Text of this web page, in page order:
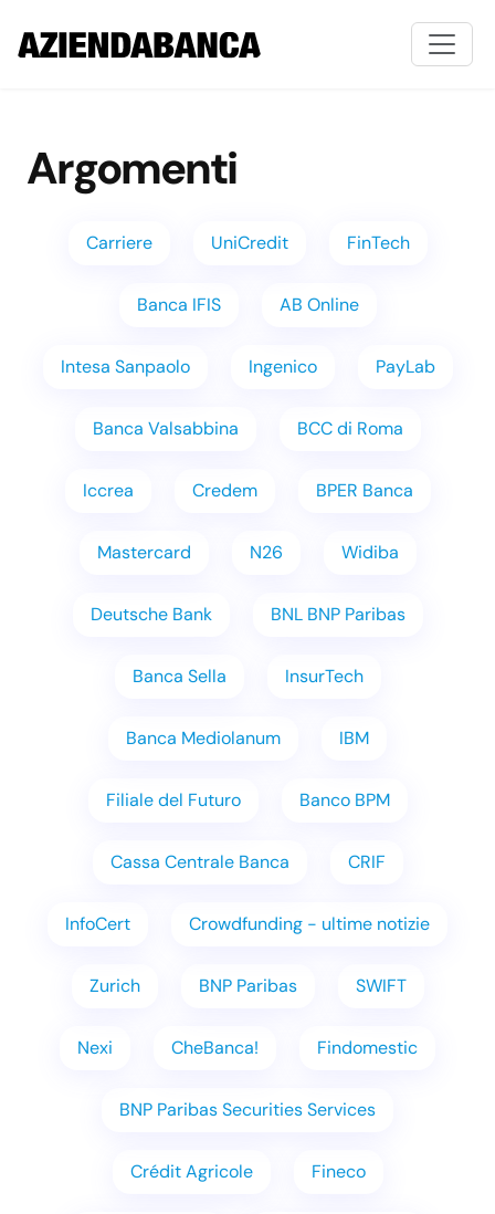
Argomenti
Carriere UniCredit FinTech
Banca IFIS AB Online
Intesa Sanpaolo Ingenico PayLab
Banca Valsabbina BCC di Roma
Iccrea Credem BPER Banca
Mastercard N26 Widiba
Deutsche Bank BNL BNP Paribas
Banca Sella InsurTech
Banca Mediolanum IBM
Filiale del Futuro Banco BPM
Cassa Centrale Banca CRIF
InfoCert Crowdfunding - ultime notizie
Zurich BNP Paribas SWIFT
Nexi CheBanca! Findomestic
BNP Paribas Securities Services
Crédit Agricole Fineco